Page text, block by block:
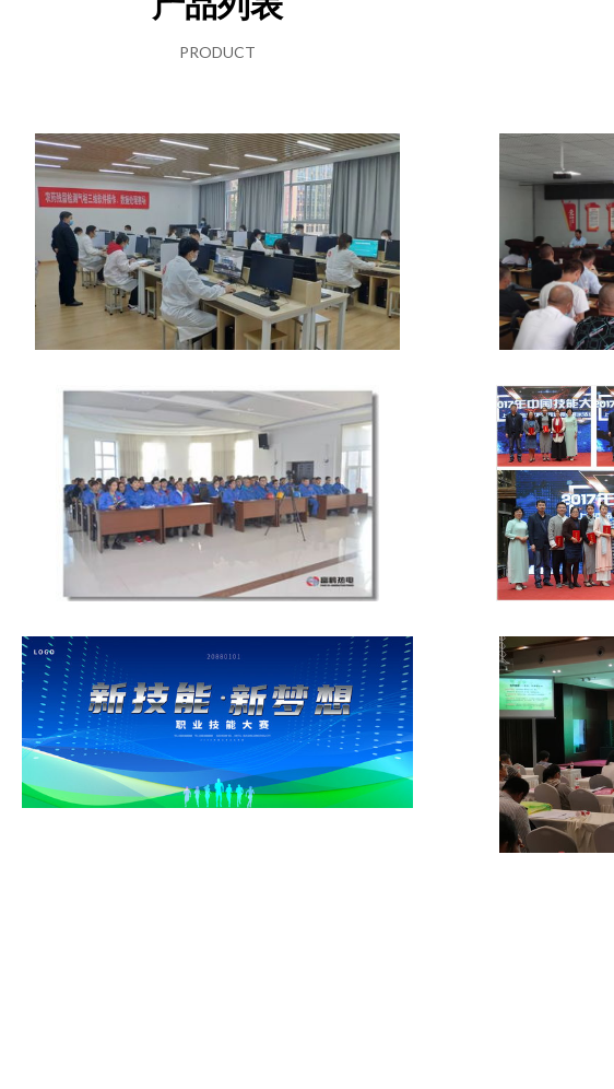
PRODUCT